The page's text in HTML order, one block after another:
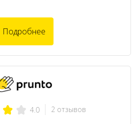
Подробнее
4.0 2 отзывов